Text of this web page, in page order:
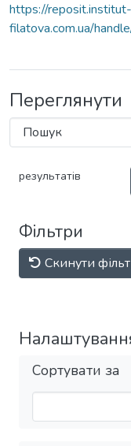
https://reposit.institut-
filatova.com.ua/
Переглянути
результатів
Фільтри
Скинути
Сортувати за